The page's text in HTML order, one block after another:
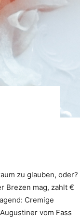
zu glauben, oder?
Brezen mag, zahlt €
Cremige
vom Fass